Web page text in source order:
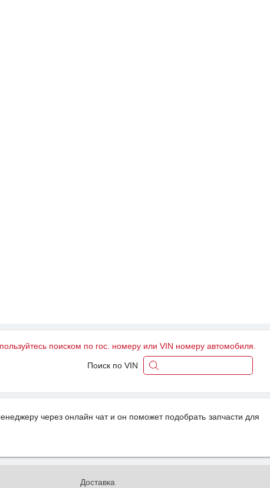
поиском по гос. номеру или VIN номеру автомобиля.
Поиск по VIN
через онлайн чат и он поможет подобрать запчасти для
Доставка